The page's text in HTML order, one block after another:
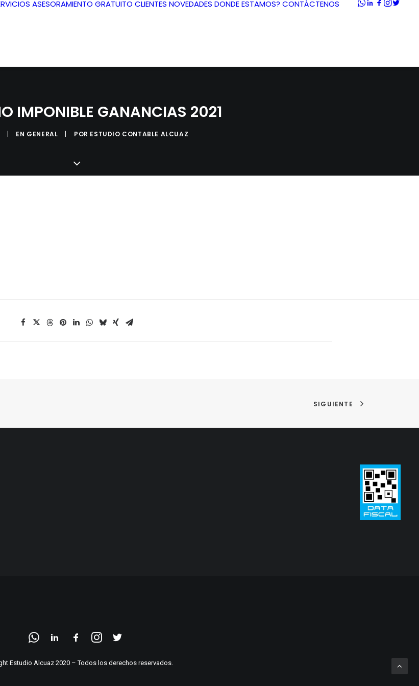
ASESORAMIENTO GRATUITO CLIENTES NOVEDADES DONDE ESTAMOS? CONTÁCTENOS
IMPONIBLE GANANCIAS 2021
| EN GENERAL | POR ESTUDIO CONTABLE ALCUAZ
SIGUIENTE
Estudio Alcuaz 2020 – Todos los derechos reservados.